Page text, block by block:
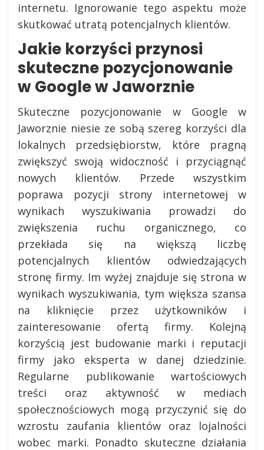
internetu. Ignorowanie tego aspektu może
skutkować utratą potencjalnych klientów.
Jakie korzyści przynosi
skuteczne pozycjonowanie
w Google w Jaworznie
Skuteczne pozycjonowanie w Google w
Jaworznie niesie ze sobą szereg korzyści dla
lokalnych przedsiębiorstw, które pragną
zwiększyć swoją widoczność i przyciągnąć
nowych klientów. Przede wszystkim
poprawa pozycji strony internetowej w
wynikach wyszukiwania prowadzi do
zwiększenia ruchu organicznego, co
przekłada się na większą liczbę
potencjalnych klientów odwiedzających
stronę firmy. Im wyżej znajduje się strona w
wynikach wyszukiwania, tym większa szansa
na kliknięcie przez użytkowników i
zainteresowanie ofertą firmy. Kolejną
korzyścią jest budowanie marki i reputacji
firmy jako eksperta w danej dziedzinie.
Regularne publikowanie wartościowych
treści oraz aktywność w mediach
społecznościowych mogą przyczynić się do
wzrostu zaufania klientów oraz lojalności
wobec marki. Ponadto skuteczne działania